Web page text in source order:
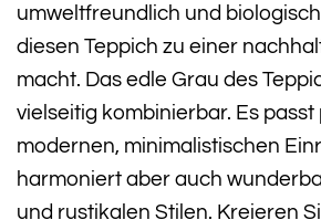
umweltfreundlich und
diesen Teppich zu einer
macht. Das edle Grau des
vielseitig kombinierbar. Es
modernen, minimalistischen
harmoniert aber auch
und rustikalen Stilen. Kreieren